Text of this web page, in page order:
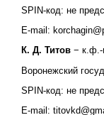
SPIN-код: не
E-mail:
К. Д. Титов − к.ф.-
Воронежский
SPIN-код: не
E-mail: